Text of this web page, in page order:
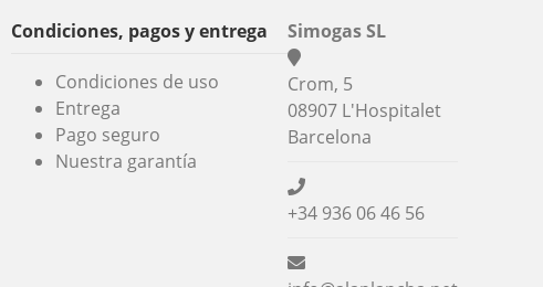
Condiciones, pagos y entrega
Condiciones de uso
Entrega
Pago seguro
Nuestra garantía
Simogas SL
Crom, 5
08907 L'Hospitalet
Barcelona
+34 936 06 46 56